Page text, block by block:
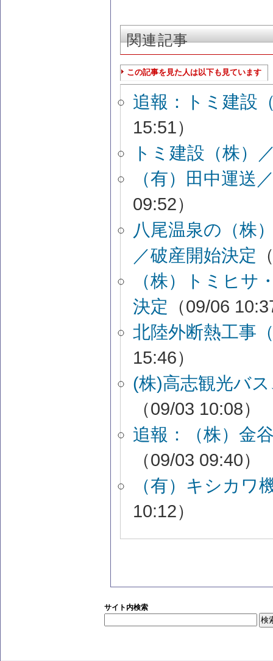
関連記事
この記事を見た人は以下も見ています
追報：トミ建設
15:51）
トミ建設（株）
（有）田中運送
09:52）
八尾温泉の（株
／破産開始決定
（株）トミヒサ
決定 （09/06
北陸外断熱工事
15:46）
(株)高志観光バ
（09/03 10:08）
追報：（株）金
（09/03 09:40）
（有）キシカワ
10:12）
サイト内検索